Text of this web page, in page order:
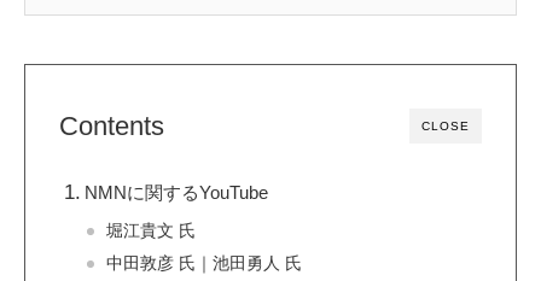
CLOSE
Contents
NMNに関するYouTube
堀江貴文 氏
中田敦彦 氏｜池田勇人 氏